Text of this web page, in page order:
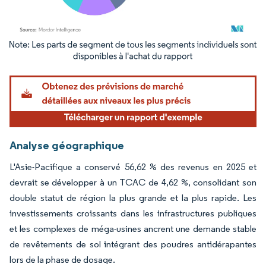
Image © Mordor Intelligence. La réutilisation nécessite une attribution sous CC BY
Analyse géographique
L'Asie-Pacifique a conservé 56,62 % des revenus en 2025 et
devrait se développer à un TCAC de 4,62 %, consolidant son
double statut de région la plus grande et la plus rapide. Les
investissements croissants dans les infrastructures publiques
et les complexes de méga-usines ancrent une demande stable
de revêtements de sol intégrant des poudres antidérapantes
lors de la phase de dosage.